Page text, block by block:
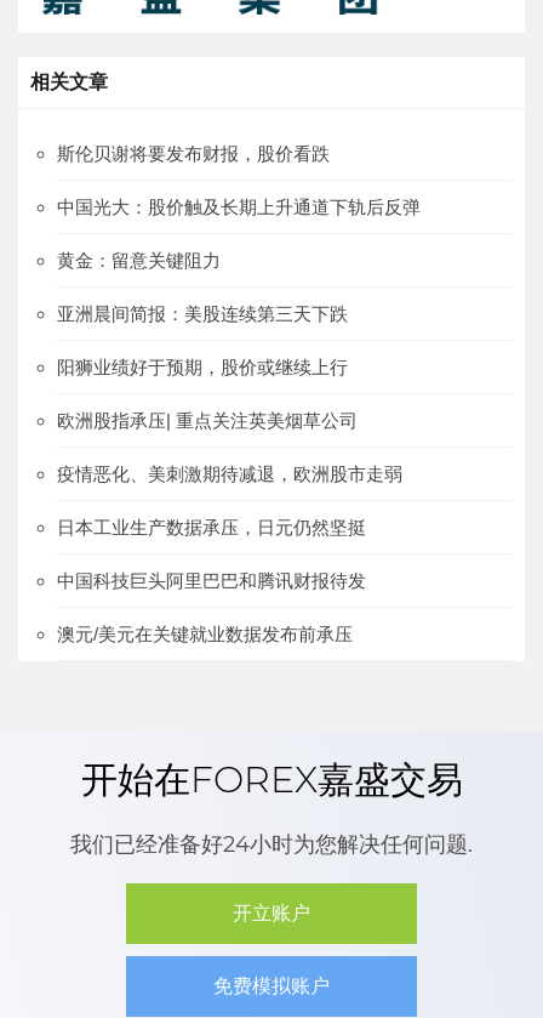
相关文章
斯伦贝谢将要发布财报，股价看跌
中国光大：股价触及长期上升通道下轨后反弹
黄金：留意关键阻力
亚洲晨间简报：美股连续第三天下跌
阳狮业绩好于预期，股价或继续上行
欧洲股指承压| 重点关注英美烟草公司
疫情恶化、美刺激期待减退，欧洲股市走弱
日本工业生产数据承压，日元仍然坚挺
中国科技巨头阿里巴巴和腾讯财报待发
澳元/美元在关键就业数据发布前承压
开始在FOREX嘉盛交易
我们已经准备好24小时为您解决任何问题.
开立账户
免费模拟账户